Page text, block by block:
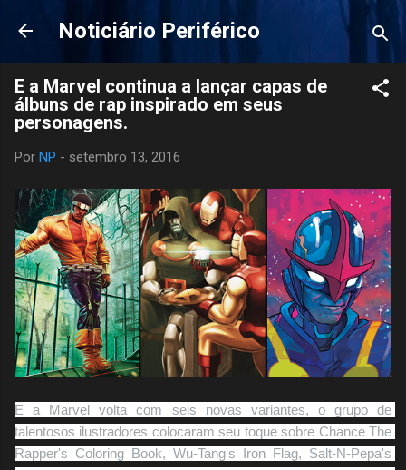
Pular para o conteúdo principal
Noticiário Periférico
E a Marvel continua a lançar capas de
álbuns de rap inspirado em seus
personagens.
Por NP - setembro 13, 2016
E a Marvel volta com seis novas variantes, o grupo de
talentosos ilustradores colocaram seu toque sobre Chance The
Rapper's Coloring Book, Wu-Tang's Iron Flag, Salt-N-Pepa's